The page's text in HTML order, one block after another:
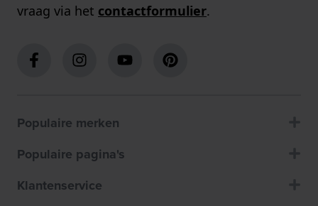
vraag via het contactformulier.
Populaire merken
Populaire pagina's
Klantenservice